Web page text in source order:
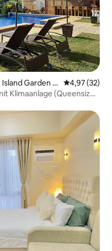
Garden Ci
4,97 (32)
Klimaanlage (Queensize-